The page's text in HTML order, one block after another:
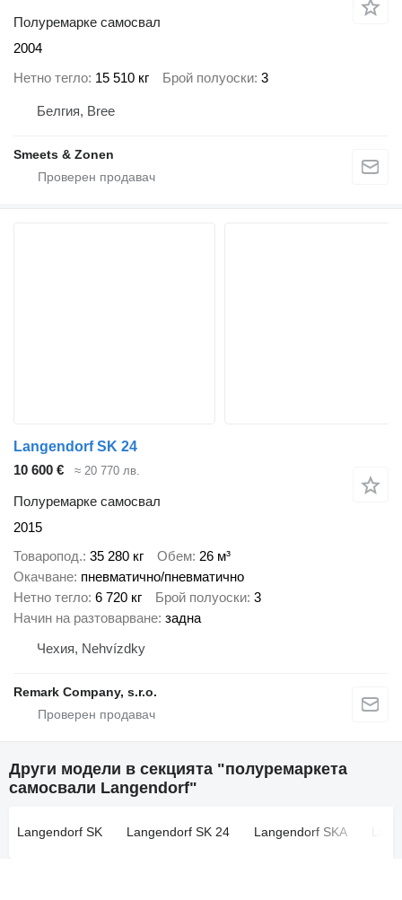
Полуремарке самосвал
2004
Нетно тегло 15 510 кг Брой полуоски 3
Белгия, Bree
Smeets & Zonen
Langendorf SK 24
10 600 €
≈ 20 770 лв.
Полуремарке самосвал
2015
Товаропод. 35 280 кг Обем 26 м³
Окачване пневматично/пневматично
Нетно тегло 6 720 кг Брой полуоски 3
Начин на разтоварване задна
Чехия, Nehvízdky
Remark Company, s.r.o.
Други модели в секцията "полуремаркета
самосвали Langendorf"
Langendorf SK Langendorf SK 24 Langendorf SKA